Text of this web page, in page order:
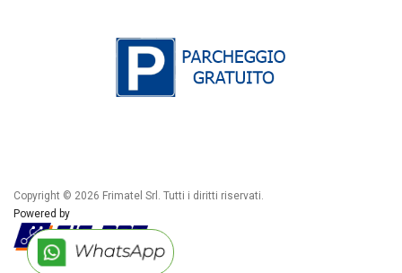
Copyright © 2026 Frimatel Srl. Tutti i diritti riservati.
Powered by